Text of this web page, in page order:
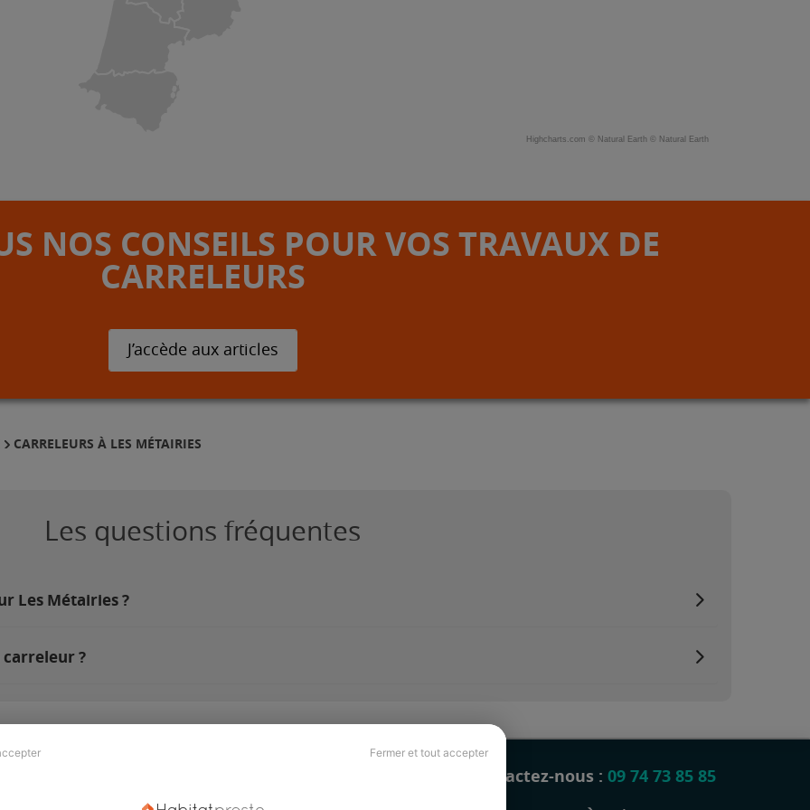
Fermer et tout accepter
Highcharts.com © Natural Earth © Natural Earth
NOS CONSEILS POUR VOS TRAVAUX DE
CARRELEURS
J’accède aux articles
CARRELEURS À LES MÉTAIRIES
Les questions fréquentes
Les Métairies ?
?
Revue de presse
Contactez-nous : 09 74 73 85 85